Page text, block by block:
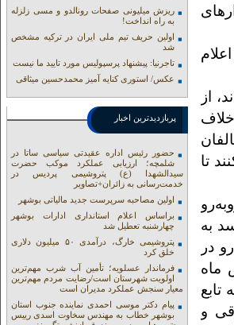
از
تا
۱۳۰ شرکت می‌رسد به
در
ماه
و
ریزش میلیونی صفحات رونالدو و مسی زلزله
به راه انداخت!
اولین حریف تیم ملی ایران در ترکیه مشخص
شد
تاجرنیا: پیشنهاد پرسپولیس مورد تایید ما نیست
عکس/ استوری کنایه آمیز محمدحسین میثاقی
پربازدیدترین اخبار
حضور رئیس اداره عقیدتی سیاسی ساتا در
شلمچه؛ ارزیابی عملکرد موکب حضرت
سیدالشهدا (ع) پتروشیمی پردیس در
خدمت‌رسانی به زائران+تصاویر
اولین مصاحبه سرپرست جدید مالیاتی بوشهر
براساس اعلام استانداری ادارات بوشهر
چهارشنبه تعطیل شد
پتروشیمی خارگ، درآمدی ۵۰ میلیون دلاری
خلق کرد
فرماندار عسلویه؛ تأمین آب شرب مهم‌ترین
اولویت شهرستان است/رضایت مردم مهم‌ترین
معیار سنجش عملکرد مدیران است
پیام دکتر موسی احمدی نماینده جنوب استان
بوشهر خطاب به مهندس سخاوت اسدی رییس